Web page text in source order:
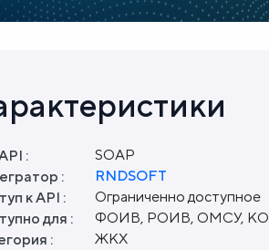
:
SOAP
:
RNDSOFT
к API :
Ограниченно доступное
для :
ФОИВ, РОИВ, ОМСУ, КО
:
ЖКХ